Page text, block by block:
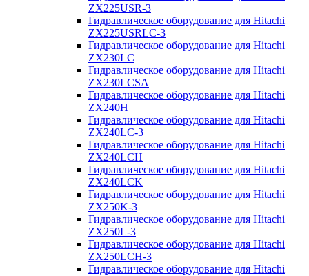
ZX225USR-3
Гидравлическое оборудование для Hitachi
ZX225USRLC-3
Гидравлическое оборудование для Hitachi
ZX230LC
Гидравлическое оборудование для Hitachi
ZX230LCSA
Гидравлическое оборудование для Hitachi
ZX240H
Гидравлическое оборудование для Hitachi
ZX240LC-3
Гидравлическое оборудование для Hitachi
ZX240LCH
Гидравлическое оборудование для Hitachi
ZX240LCK
Гидравлическое оборудование для Hitachi
ZX250K-3
Гидравлическое оборудование для Hitachi
ZX250L-3
Гидравлическое оборудование для Hitachi
ZX250LCH-3
Гидравлическое оборудование для Hitachi